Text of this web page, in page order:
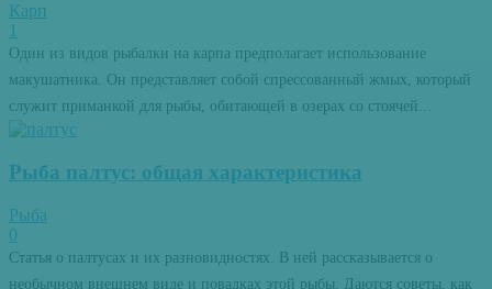
Карп
1
Один из видов рыбалки на карпа предполагает использование
макушатника. Он представляет собой спрессованный жмых, который
служит приманкой для рыбы, обитающей в озерах со стоячей...
Рыба палтус: общая характеристика
Рыба
0
Статья о палтусах и их разновидностях. В ней рассказывается о
необычном внешнем виде и повадках этой рыбы. Даются советы, как